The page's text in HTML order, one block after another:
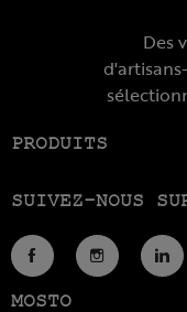
Des
PRODUITS
SUIVEZ-NOUS
FacebookInstagram
MOSTO